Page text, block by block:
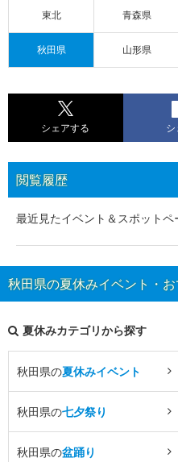
東北 青森県
秋田県 山形県
シェアする
閲覧履歴
最近見たイベント＆スポットペ
秋田県の夏休みイベント・
夏休みカテゴリから探す
秋田県の夏休みイベント
秋田県の七夕祭り
秋田県の盆踊り